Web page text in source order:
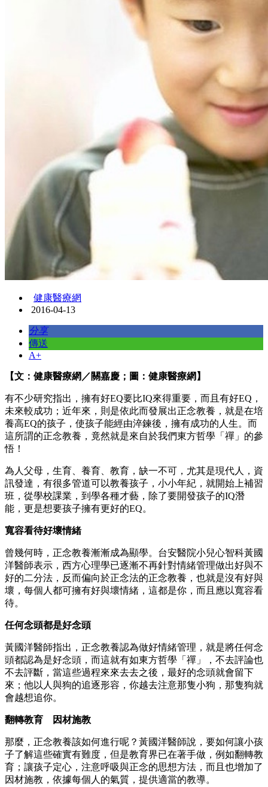
健康醫療網
2016-04-13
分享
傳送
A+
【文：健康醫療網／關嘉慶；圖：健康醫療網】
有不少研究指出，擁有好EQ要比IQ來得重要，而且有好EQ，
未來較成功；近年來，則是依此而發展出正念教養，就是在培
養高EQ的孩子，使孩子能經由淬鍊後，擁有成功的人生。而
這所謂的正念教養，竟然就是來自於我們東方哲學「禪」的參
悟！
為人父母，生育、養育、教育，缺一不可，尤其是現代人，資
訊發達，有很多管道可以教養孩子，小小年紀，就開始上補習
班，從學校課業，到學各種才藝，除了要開發孩子的IQ潛
能，更是想要孩子擁有更好的EQ。
寬容看待好壞情緒
曾幾何時，正念教養漸漸成為顯學。台安醫院小兒心智科黃國
洋醫師表示，西方心理學已逐漸不再針對情緒管理做出好與不
好的二分法，反而偏向於正念法的正念教養，也就是沒有好與
壞，每個人都可擁有好與壞情緒，這都是你，而且應以寬容看
待。
任何念頭都是好念頭
黃國洋醫師指出，正念教養認為做好情緒管理，就是將任何念
頭都認為是好念頭，而這就有如東方哲學「禪」，不去評論也
不去評斷，當這些過程來來去去之後，最好的念頭就會留下
來；他以人與狗的追逐形容，你越去注意那隻小狗，那隻狗就
會越想追你。
翻轉教育 因材施教
那麼，正念教養該如何進行呢？黃國洋醫師說，要如何讓小孩
子了解這些確實有難度，但是教育界已在著手做，例如翻轉教
育；讓孩子定心，注意呼吸與正念的思想方法，而且也增加了
因材施教，依據每個人的氣質，提供適當的教導。